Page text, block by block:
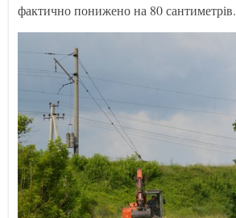
фактично понижено на 80 сантиметрів.